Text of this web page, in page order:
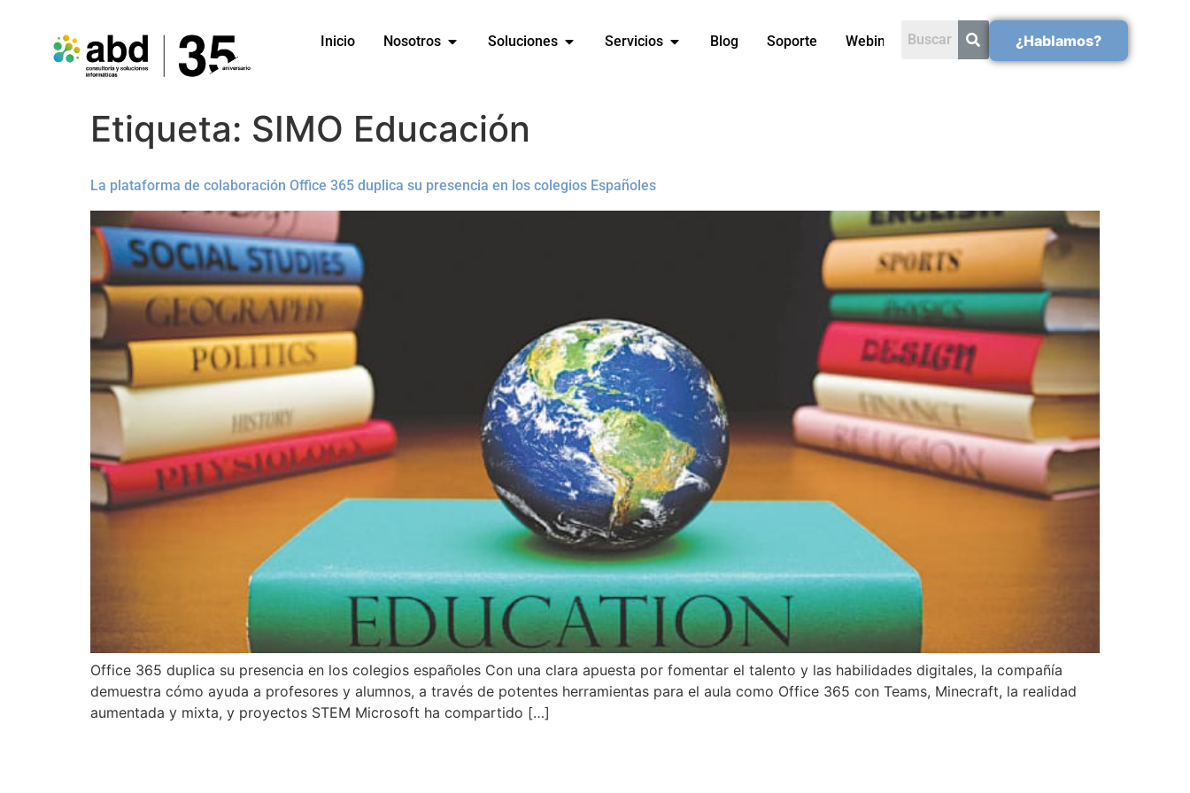
Inicio Nosotros Soluciones Servicios Blog Soporte Webinars ¿Hablamos?
Etiqueta: SIMO Educación
La plataforma de colaboración Office 365 duplica su presencia en los colegios Españoles
Office 365 duplica su presencia en los colegios españoles Con una clara apuesta por fomentar el talento y las habilidades digitales, la compañía
demuestra cómo ayuda a profesores y alumnos, a través de potentes herramientas para el aula como Office 365 con Teams, Minecraft, la realidad
aumentada y mixta, y proyectos STEM Microsoft ha compartido […]